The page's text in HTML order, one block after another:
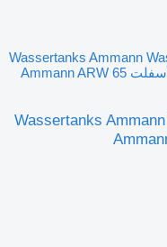
Wassertanks Ammann
Wassertanks